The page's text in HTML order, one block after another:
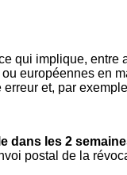
qui implique,
européennes en
et, par
dans les 2
postal de la